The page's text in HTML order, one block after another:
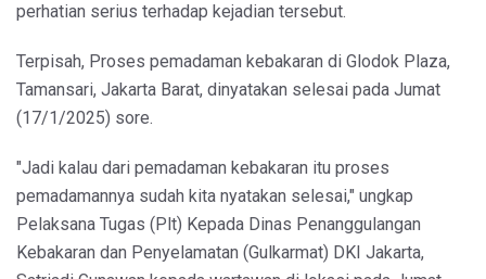
perhatian serius terhadap kejadian tersebut.
Terpisah, Proses pemadaman kebakaran di Glodok Plaza,
Tamansari, Jakarta Barat, dinyatakan selesai pada Jumat
(17/1/2025) sore.
"Jadi kalau dari pemadaman kebakaran itu proses
pemadamannya sudah kita nyatakan selesai," ungkap
Pelaksana Tugas (Plt) Kepada Dinas Penanggulangan
Kebakaran dan Penyelamatan (Gulkarmat) DKI Jakarta,